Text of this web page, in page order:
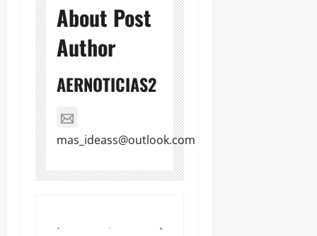
About Post
Author
AERNOTICIAS2
mas_ideass@outlook.com